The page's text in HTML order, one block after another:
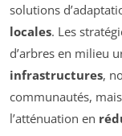
solutions
locales. Les
d’arbres en milieu
infrastructures,
communautés,
l’atténuation en